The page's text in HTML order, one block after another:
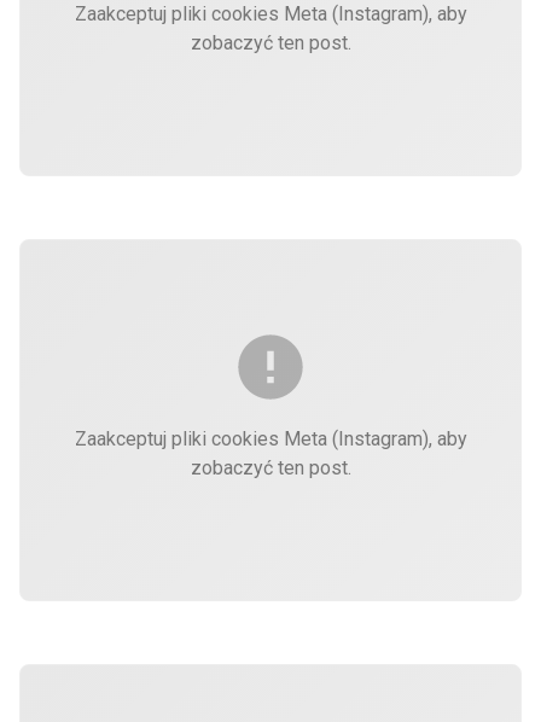
Zaakceptuj pliki cookies Meta (Instagram), aby
zobaczyć ten post.
Zaakceptuj pliki cookies Meta (Instagram), aby
zobaczyć ten post.